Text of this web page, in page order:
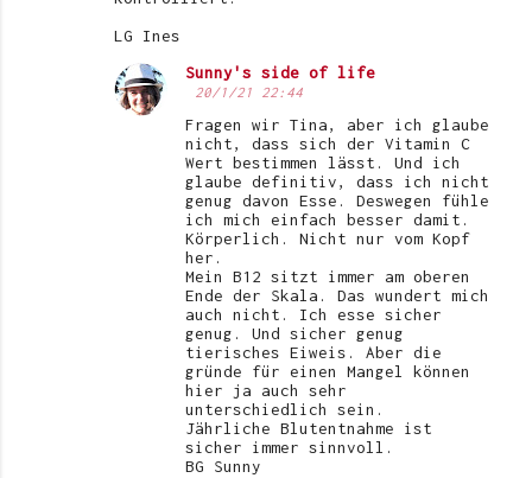
LG Ines
Sunny's side of life
20/1/21 22:44
Fragen wir Tina, aber ich glaube
nicht, dass sich der Vitamin C
Wert bestimmen lässt. Und ich
glaube definitiv, dass ich nicht
genug davon Esse. Deswegen fühle
ich mich einfach besser damit.
Körperlich. Nicht nur vom Kopf
her.
Mein B12 sitzt immer am oberen
Ende der Skala. Das wundert mich
auch nicht. Ich esse sicher
genug. Und sicher genug
tierisches Eiweis. Aber die
gründe für einen Mangel können
hier ja auch sehr
unterschiedlich sein.
Jährliche Blutentnahme ist
sicher immer sinnvoll.
BG Sunny